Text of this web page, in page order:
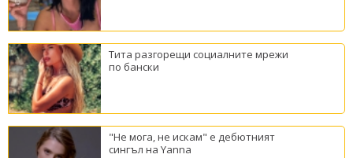
Тита разгорещи социалните мрежи
по бански
"Не мога, не искам" е дебютният
сингъл на Yanna